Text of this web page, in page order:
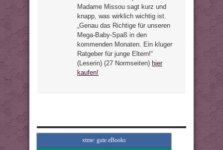
Madame Missou sagt kurz und
knapp, was wirklich wichtig ist.
„Genau das Richtige für unseren
Mega-Baby-Spaß in den
kommenden Monaten. Ein kluger
Ratgeber für junge Eltern!“
(Leserin) (27 Normseiten) hier
kaufen!
xtme: gute eBooks